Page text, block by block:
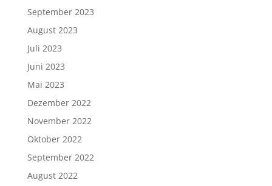
September 2023
August 2023
Juli 2023
Juni 2023
Mai 2023
Dezember 2022
November 2022
Oktober 2022
September 2022
August 2022